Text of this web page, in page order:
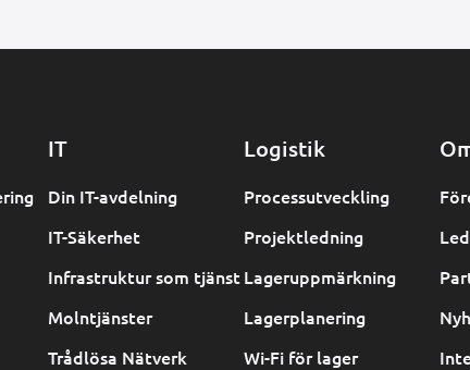
IT
Din IT-avdelning
IT-Säkerhet
Infrastruktur som tjänst
Molntjänster
Trådlösa Nätverk
Logistik
Processutveckling
Projektledning
Lageruppmärkning
Lagerplanering
Wi-Fi för lager